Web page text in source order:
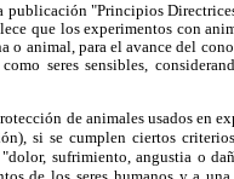
publicación "Principios
que los experimentos con
o animal, para el avance del
seres sensibles,
de animales usados en
si se cumplen ciertos
sufrimiento, angustia o